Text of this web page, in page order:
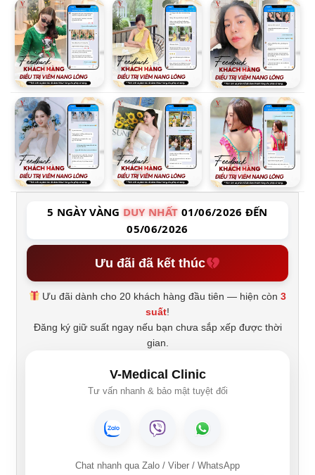
5 NGÀY VÀNG DUY NHẤT 01/06/2026 ĐẾN
05/06/2026
Ưu đãi đã kết thúc
Ưu đãi dành cho 20 khách hàng đầu tiên — hiện còn3
suất!
Đăng ký giữ suất ngay nếu bạn chưa sắp xếp được thời
gian.
V-Medical Clinic
Tư vấn nhanh & bảo mật tuyệt đối
Chat nhanh qua Zalo / Viber / WhatsApp